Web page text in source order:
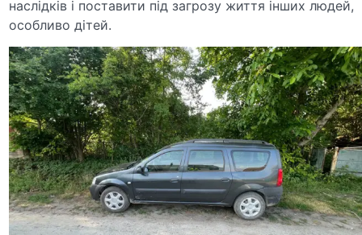
наслідків і поставити під загрозу життя інших людей,
особливо дітей.